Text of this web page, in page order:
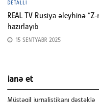
DETALLI
REAL TV Rusiya əleyhinə
hazırlayıb
15 SENTYABR 2025
ianə et
Müstəqil jurnalistikanı dəstəklə